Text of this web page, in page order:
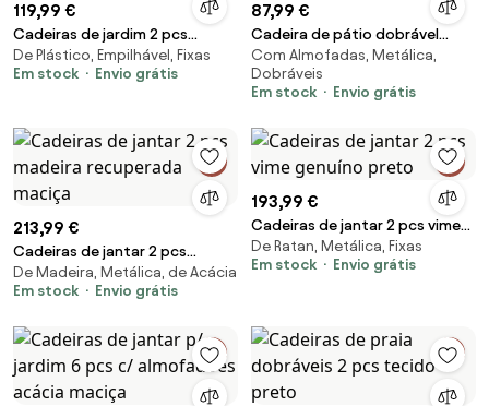
119,99 €
Cadeiras de jardim 2 pcs
polipropileno cor moca
De Plástico, Empilhável, Fixas
Em stock
Envio grátis
87,99 €
Cadeira de pátio dobrável
textilene cinzento
Com Almofadas, Metálica,
Dobráveis
Em stock
Envio grátis
213,99 €
Cadeiras de jantar 2 pcs
madeira recuperada maciça
De Madeira, Metálica, de Acácia
Em stock
Envio grátis
193,99 €
Cadeiras de jantar 2 pcs vime
genuíno preto
De Ratan, Metálica, Fixas
Em stock
Envio grátis